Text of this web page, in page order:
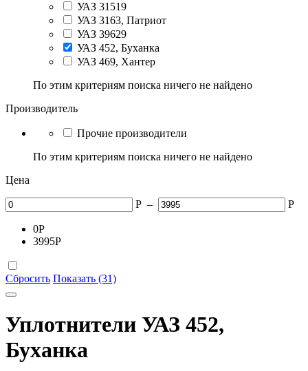
УАЗ 31519
УАЗ 3163, Патриот
УАЗ 39629
УАЗ 452, Буханка
УАЗ 469, Хантер
По этим критериям поиска ничего не найдено
Производитель
Прочие производители
По этим критериям поиска ничего не найдено
Цена
Р – Р
0Р
3995Р
Сбросить Показать (31)
Уплотнители УАЗ 452,
Буханка